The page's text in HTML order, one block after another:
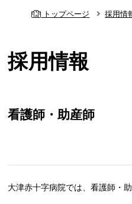
トップページ 採用情
採用情報
看護師・助産師
大津赤十字病院では、看護師・